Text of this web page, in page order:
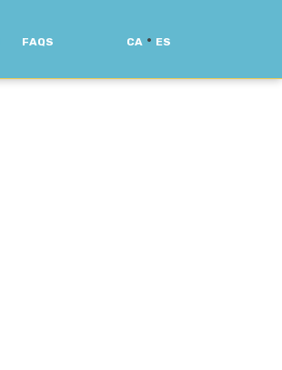
FAQS CA · ES